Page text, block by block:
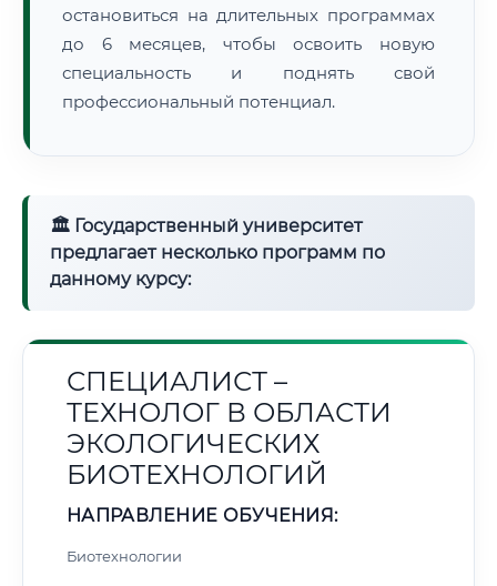
остановиться на длительных программах
до 6 месяцев, чтобы освоить новую
специальность и поднять свой
профессиональный потенциал.
🏛 Государственный университет
предлагает несколько программ по
данному курсу:
СПЕЦИАЛИСТ –
ТЕХНОЛОГ В ОБЛАСТИ
ЭКОЛОГИЧЕСКИХ
БИОТЕХНОЛОГИЙ
НАПРАВЛЕНИЕ ОБУЧЕНИЯ:
Биотехнологии